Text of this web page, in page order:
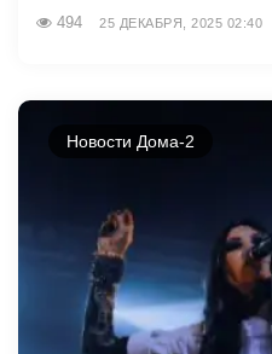
494 25 ДЕКАБРЯ, 2025 02:40
Новости Дома-2